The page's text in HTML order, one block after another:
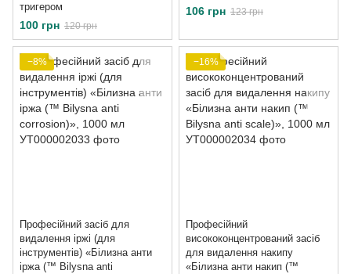
тригером
100 грн 120 грн
106 грн 123 грн
−8%
Професійний засіб для
видалення іржі (для
інструментів) «Білизна анти
іржа (™ Bilysna anti
−16%
Професійний
висококонцентрований засіб
для видалення накипу
«Білизна анти накип (™